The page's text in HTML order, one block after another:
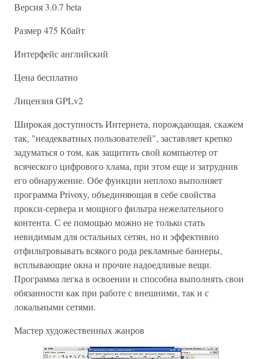
Версия 3.0.7 beta
Размер 475 Кбайт
Интерфейс английский
Цена бесплатно
Лицензия GPLv2
Широкая доступность Интернета, порождающая, скажем
так, "неадекватных пользователей", заставляет крепко
задуматься о том, как защитить свой компьютер от
всяческого цифрового хлама, при этом еще и затруднив
его обнаружение. Обе функции неплохо выполняет
программа Privoxy, объединяющая в себе свойства
прокси-сервера и мощного фильтра нежелательного
контента. С ее помощью можно не только стать
невидимым для остальных сетян, но и эффективно
отфильтровывать всякого рода рекламные баннеры,
всплывающие окна и прочие надоедливые вещи.
Программа легка в освоении и способна выполнять свои
обязанности как при работе с внешними, так и с
локальными сетями.
Мастер художественных жанров